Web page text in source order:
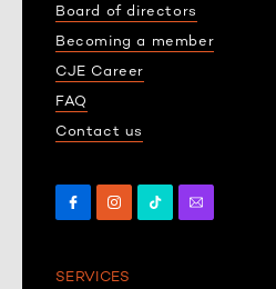
Board of directors
Becoming a member
CJE Career
FAQ
Contact us
SERVICES